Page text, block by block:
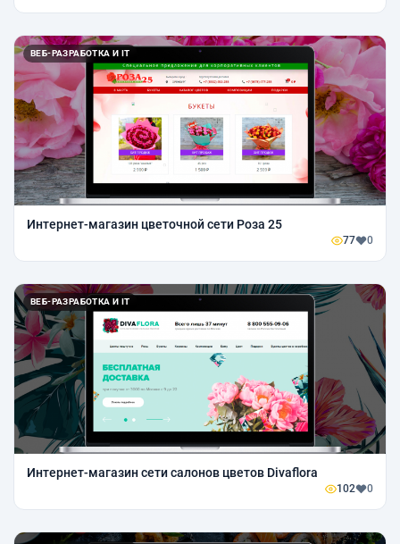
ВЕБ-РАЗРАБОТКА И IT
Интернет-магазин цветочной сети Роза 25
77 0
ВЕБ-РАЗРАБОТКА И IT
Интернет-магазин сети салонов цветов Divaflora
102 0